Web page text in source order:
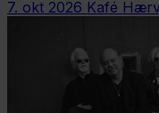
7. okt 2026 Kafé